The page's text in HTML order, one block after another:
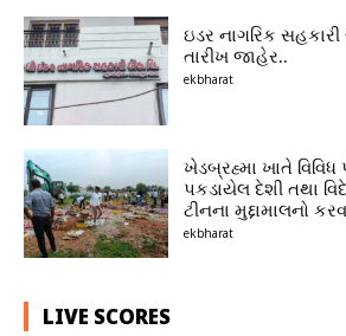
ઇડર નાગરિક
તારીખ જાહેર..
ekbharat
ખેડબ્રહ્મા ખાતે
પકડાયેલ દેશી તથા
ટીનના મુદ્દામાલનો
ekbharat
LIVE SCORES